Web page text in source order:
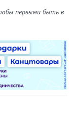
первыми быть в